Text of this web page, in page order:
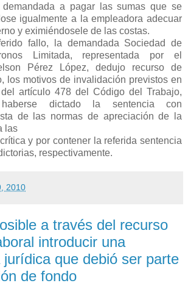
a pagar las sumas que se
igualmente a la empleadora adecuar
y eximiéndosele de las costas.
fallo, la demandada Sociedad de
Limitada, representada por el
Pérez López, dedujo recurso de
los motivos de invalidación previstos en
artículo 478 del Código del Trabajo,
dictado la sentencia con
de las normas de apreciación de la
las
y por contener la referida sentencia
respectivamente.
2010
a través del recurso
introducir una
jurídica que debió ser parte
de fondo